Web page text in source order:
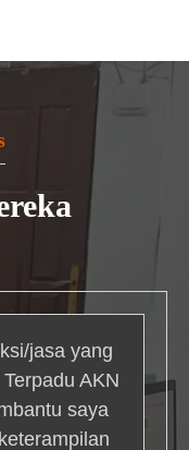
jasa yang
AKN
saya